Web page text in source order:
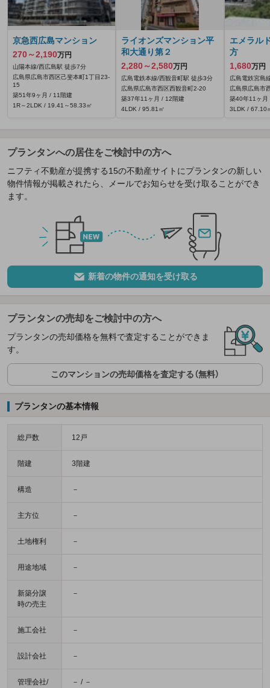
京急西広島マンション
270～2,190万円
山陽本線/西広島駅 徒歩7分
広島県広島市西区己斐本町1丁目23-
15
築51年9ヶ月 / 11階建
1R～2LDK / 19.41～58.33㎡
ライオンズマンション平
和大通り第２
2,280～2,580万円
広島電鉄本線/西観音町駅 徒歩3分
広島県広島市西区西観音町2-20
築37年11ヶ月 / 12階建
4LDK / 95.81㎡
エメラル
方
1,680万円
広島電鉄宮島
広島県広島市
築40年11ヶ月
3LDK / 67.10
プランタンへの居住をご検討中の方へ
ニフティ不動産が提携する15の不動産サイトにプランタンの新しい
物件情報が掲載されたら、メールでお知らせを受け取ることができ
ます。
新着の物件の通知を受け取る
プランタンの売却をご検討中の方へ
プランタンの売却価格を無料で査定することができま
す。
このマンションの売却価格を査定する（無料）
プランタンの基本情報
総戸数 12戸
階建 3階建
構造 －
主方位 －
土地権利 －
用途地域 －
新築分譲
時の売主
－
施工会社 －
設計会社 －
管理会社/
－ / －